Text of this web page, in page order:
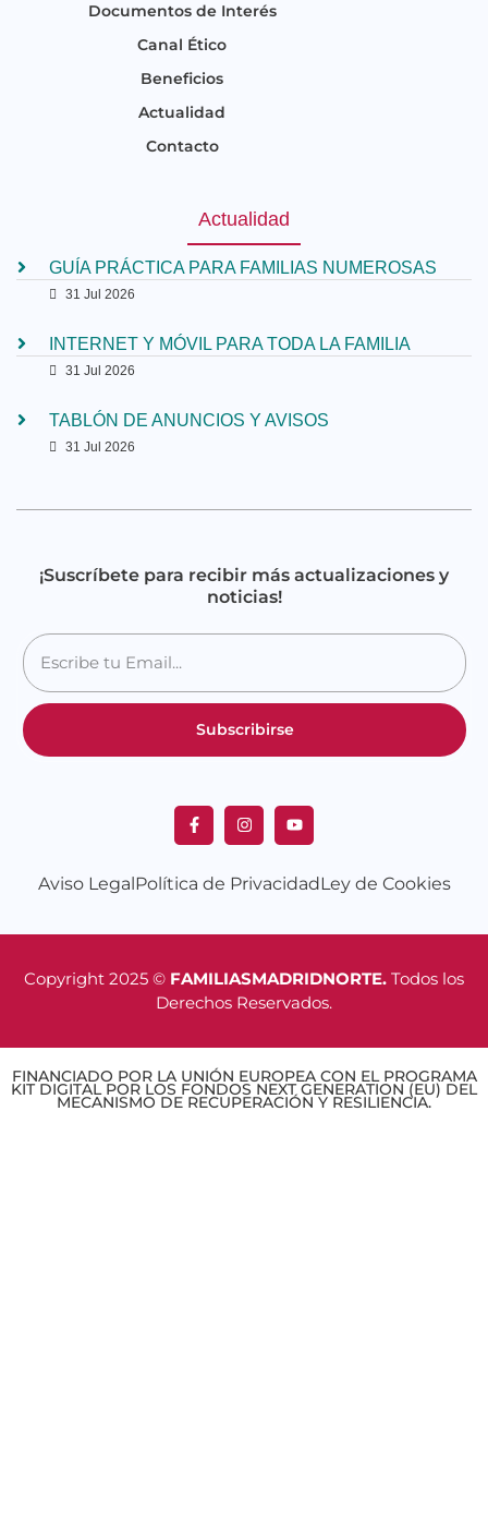
Documentos de Interés
Canal Ético
Beneficios
Actualidad
Contacto
Actualidad
GUÍA PRÁCTICA PARA FAMILIAS NUMEROSAS
31 Jul 2026
INTERNET Y MÓVIL PARA TODA LA FAMILIA
31 Jul 2026
TABLÓN DE ANUNCIOS Y AVISOS
31 Jul 2026
¡Suscríbete para recibir más actualizaciones y
noticias!
Subscribirse
Aviso LegalPolítica de PrivacidadLey de Cookies
Copyright 2025 © FAMILIASMADRIDNORTE. Todos los
Derechos Reservados.
FINANCIADO POR LA UNIÓN EUROPEA CON EL PROGRAMA
KIT DIGITAL POR LOS FONDOS NEXT GENERATION (EU) DEL
MECANISMO DE RECUPERACIÓN Y RESILIENCIA.